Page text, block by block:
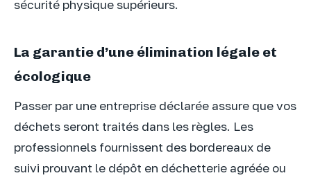
sécurité physique supérieurs.
La garantie d’une élimination légale et
écologique
Passer par une entreprise déclarée assure que vos
déchets seront traités dans les règles. Les
professionnels fournissent des bordereaux de
suivi prouvant le dépôt en déchetterie agréée ou